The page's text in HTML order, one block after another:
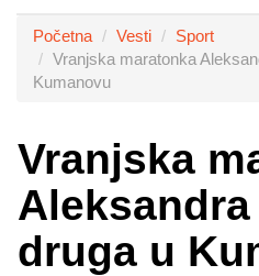
Početna Vesti
Sport
Vranjska maratonka
Kumanovu
Vranjska
druga u